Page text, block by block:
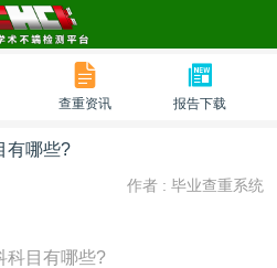
查重资讯 报告下载
有哪些?
作者 : 毕业查重系统
目有哪些?